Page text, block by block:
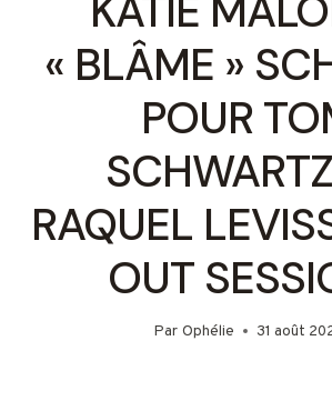
« BLÂME »
POUR
RAQUEL
OUT
Par Ophélie 31 août